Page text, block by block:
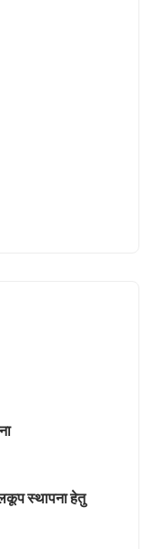
स्थापना हेतु